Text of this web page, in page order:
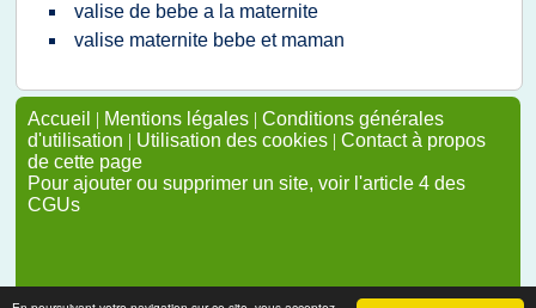
valise de bebe a la maternite
valise maternite bebe et maman
Accueil | Mentions légales | Conditions générales
d'utilisation | Utilisation des cookies | Contact à propos
de cette page
Pour ajouter ou supprimer un site, voir l'article 4 des
CGUs